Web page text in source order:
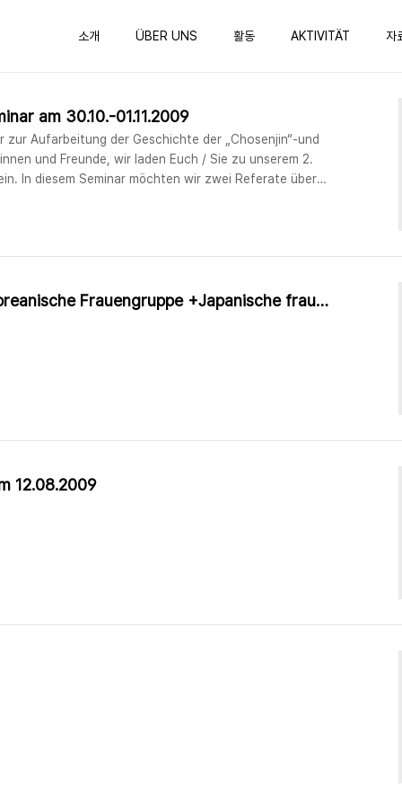
소개 ÜBER UNS 활동 AKTIVITÄT 자
am 30.10.-01.11.2009
zur Aufarbeitung der Geschichte der „Chosenjin“-und
und Freunde, wir laden Euch / Sie zu unserem 2.
In diesem Seminar möchten wir zwei Referate über
gemeinsames Seminar Koreanische Frauengruppe +Japanische fraueninitiative 31.10.2009
12.08.2009